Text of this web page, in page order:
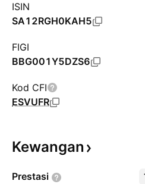
ISIN
SA12RGH0KAH5
FIGI
BBG001Y5DZS6
Kod CFI
ESVUFR
Kewangan
Prestasi